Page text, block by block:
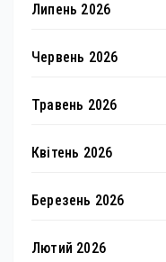
Липень 2026
Червень 2026
Травень 2026
Квітень 2026
Березень 2026
Лютий 2026